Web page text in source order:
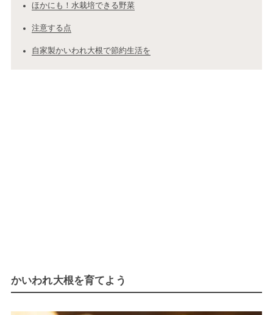
ほかにも！水栽培できる野菜
注意する点
自家製かいわれ大根で節約生活を
かいわれ大根を育てよう